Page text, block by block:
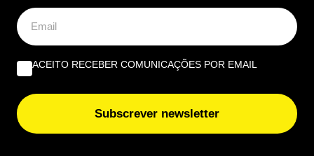
ACEITO RECEBER COMUNICAÇÕES POR EMAIL
Subscrever newsletter